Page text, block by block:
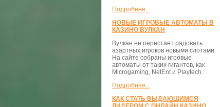
Подробнее...
НОВЫЕ ИГРОВЫЕ АВТОМАТЫ В
КАЗИНО ВУЛКАН
Вулкан не перестает радовать
азартных игроков новыми слотами.
На сайте собраны игровые
автоматы от таких гигантов, как
Microgaming, NetEnt и Playtech.
Подробнее...
КАК СТАТЬ ВЫДАЮЩИМСЯ